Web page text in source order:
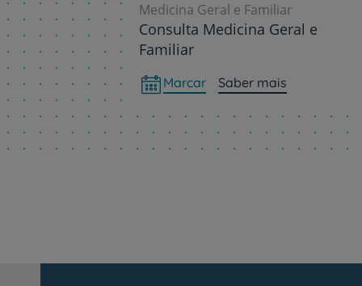
Medicina Geral e Familiar
Consulta Medicina Geral e
Familiar
Marcar Saber mais